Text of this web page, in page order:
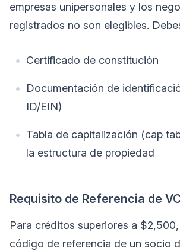
empresas unipersonales y los
registrados no son elegibles.
Certificado de constitución
Documentación de
ID/EIN)
Tabla de capitalización (cap
la estructura de propiedad
Requisito de Referencia de
Para créditos superiores a
código de referencia de un socio